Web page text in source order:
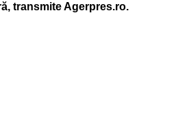
transmite Agerpres.ro.